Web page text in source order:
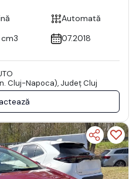
Automată
07.2018
Cluj-Napoca), Județ Cluj